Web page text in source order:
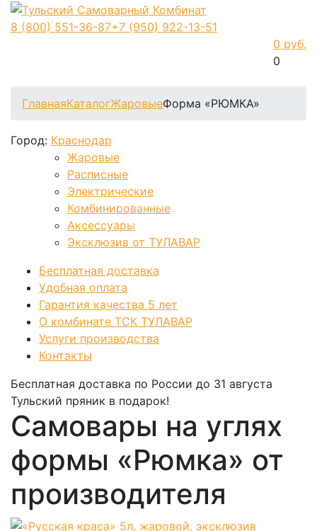
8 (800) 551-36-87+7 (950) 922-13-51
0 руб.
0
ГлавнаяКаталогЖаровыеФорма «РЮМКА»
Город: Краснодар
Жаровые
Расписные
Электрические
Комбинированные
Аксессуары
Эксклюзив от ТУЛАВАР
Бесплатная доставка
Удобная оплата
Гарантия качества 5 лет
О комбинате ТСК ТУЛАВАР
Услуги производства
Контакты
Бесплатная доставка по России до 31 августа
Тульский пряник в подарок!
Самовары на углях
формы «Рюмка» от
производителя